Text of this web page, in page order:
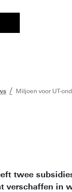
Miljoen voor UT-
twee